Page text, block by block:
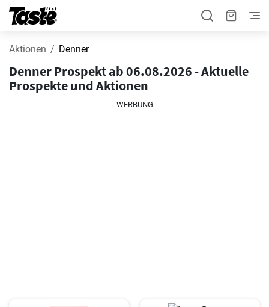
Aktionen Denner
Denner Prospekt ab 06.08.2026 - Aktuelle
Prospekte und Aktionen
WERBUNG